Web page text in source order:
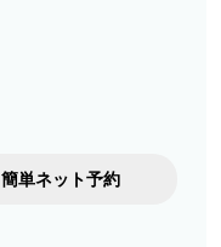
簡単ネット予約